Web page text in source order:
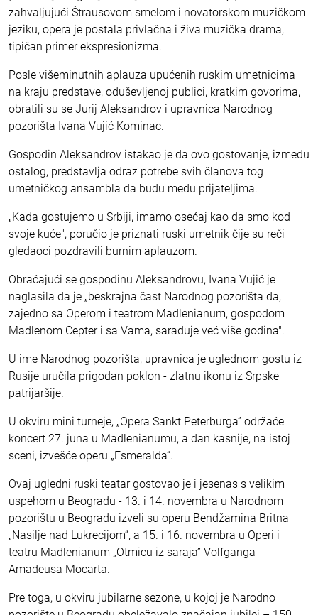
zahvaljujući Štrausovom smelom i novatorskom muzičkom
jeziku, opera je postala privlačna i živa muzička drama,
tipičan primer ekspresionizma.
Posle višeminutnih aplauza upućenih ruskim umetnicima
na kraju predstave, oduševljenoj publici, kratkim govorima,
obratili su se Jurij Aleksandrov i upravnica Narodnog
pozorišta Ivana Vujić Kominac.
Gospodin Aleksandrov istakao je da ovo gostovanje, između
ostalog, predstavlja odraz potrebe svih članova tog
umetničkog ansambla da budu među prijateljima.
„Kada gostujemo u Srbiji, imamo osećaj kao da smo kod
svoje kuće", poručio je priznati ruski umetnik čije su reči
gledaoci pozdravili burnim aplauzom.
Obraćajući se gospodinu Aleksandrovu, Ivana Vujić je
naglasila da je „beskrajna čast Narodnog pozorišta da,
zajedno sa Operom i teatrom Madlenianum, gospođom
Madlenom Cepter i sa Vama, sarađuje već više godina".
U ime Narodnog pozorišta, upravnica je uglednom gostu iz
Rusije uručila prigodan poklon - zlatnu ikonu iz Srpske
patrijaršije.
U okviru mini turneje, „Opera Sankt Peterburga” održaće
koncert 27. juna u Madlenianumu, a dan kasnije, na istoj
sceni, izvešće operu „Esmeralda“.
Ovaj ugledni ruski teatar gostovao je i jesenas s velikim
uspehom u Beogradu - 13. i 14. novembra u Narodnom
pozorištu u Beogradu izveli su operu Bendžamina Britna
„Nasilje nad Lukrecijom“, a 15. i 16. novembra u Operi i
teatru Madlenianum „Otmicu iz saraja” Volfganga
Amadeusa Mocarta.
Pre toga, u okviru jubilarne sezone, u kojoj je Narodno